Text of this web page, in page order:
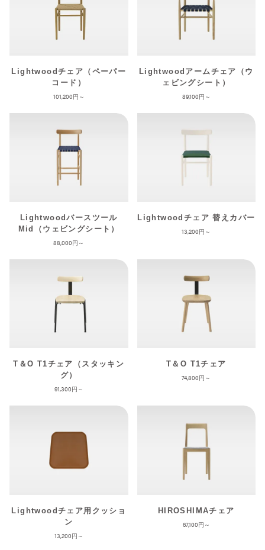
Lightwoodチェア（ペーパー
コード）
101,200
Lightwoodアームチェア（ウ
ェビングシート）
89,100
Lightwoodバースツール
Mid（ウェビングシート）
88,000
Lightwoodチェア 替えカバー
13,200
T＆O T1チェア（スタッキン
グ）
91,300
T＆O T1チェア
74,800
Lightwoodチェア用クッショ
ン
13,200
HIROSHIMAチェア
67,100